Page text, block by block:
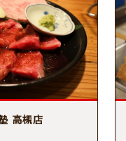
高槻店